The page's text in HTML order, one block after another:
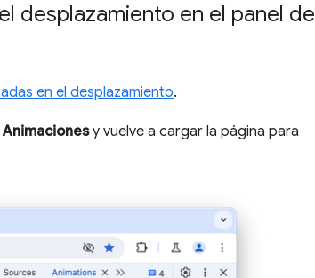
desplazamiento en el panel de
en el desplazamiento.
Animacionesy vuelve a cargar la página para